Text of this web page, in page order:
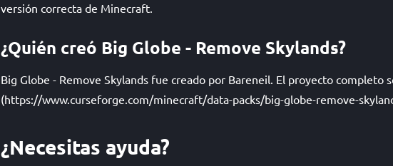
versión correcta de Minecraft.
¿Quién creó Big Globe - Remove Skylands?
Big Globe - Remove Skylands fue creado por Bareneil. El proyecto completo
(https://www.curseforge.com/minecraft/data-packs/big-globe-remove-
¿Necesitas ayuda?